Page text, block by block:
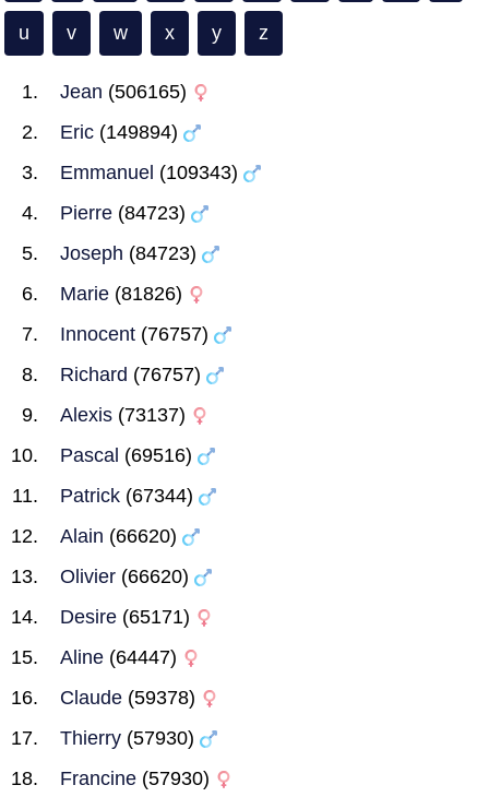
u v w x y z
Jean (506165)
Eric (149894)
Emmanuel (109343)
Pierre (84723)
Joseph (84723)
Marie (81826)
Innocent (76757)
Richard (76757)
Alexis (73137)
Pascal (69516)
Patrick (67344)
Alain (66620)
Olivier (66620)
Desire (65171)
Aline (64447)
Claude (59378)
Thierry (57930)
Francine (57930)